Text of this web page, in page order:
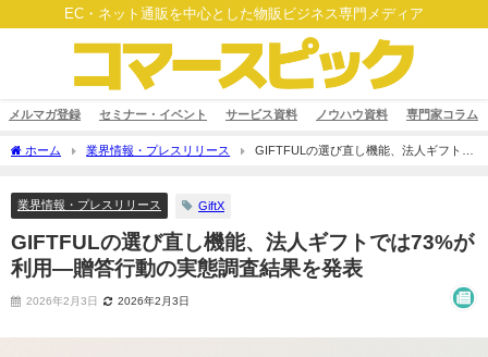
EC・ネット通販を中心とした物販ビジネス専門メディア
メルマガ登録 セミナー・イベント サービス資料 ノウハウ資料 専門家コラム
ホーム 業界情報・プレスリリース
GIFTFULの選び直し機能、法人ギフトで
業界情報・プレスリリース GiftX
GIFTFULの選び直し機能、法人ギフトでは73%が
利用―贈答行動の実態調査結果を発表
2026年2月3日 2026年2月3日